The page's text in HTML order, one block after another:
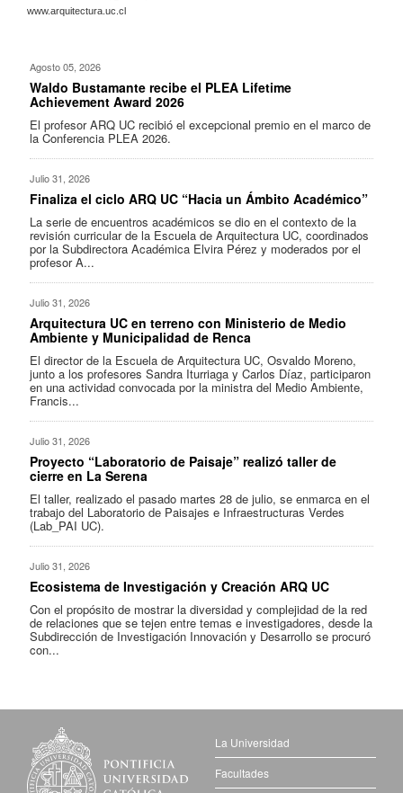
www.arquitectura.uc.cl
Agosto 05, 2026
Waldo Bustamante recibe el PLEA Lifetime
Achievement Award 2026
El profesor ARQ UC recibió el excepcional premio en el marco de
la Conferencia PLEA 2026.
Julio 31, 2026
Finaliza el ciclo ARQ UC “Hacia un Ámbito Académico”
La serie de encuentros académicos se dio en el contexto de la
revisión curricular de la Escuela de Arquitectura UC, coordinados
por la Subdirectora Académica Elvira Pérez y moderados por el
profesor A...
Julio 31, 2026
Arquitectura UC en terreno con Ministerio de Medio
Ambiente y Municipalidad de Renca
El director de la Escuela de Arquitectura UC, Osvaldo Moreno,
junto a los profesores Sandra Iturriaga y Carlos Díaz, participaron
en una actividad convocada por la ministra del Medio Ambiente,
Francis...
Julio 31, 2026
Proyecto “Laboratorio de Paisaje” realizó taller de
cierre en La Serena
El taller, realizado el pasado martes 28 de julio, se enmarca en el
trabajo del Laboratorio de Paisajes e Infraestructuras Verdes
(Lab_PAI UC).
Julio 31, 2026
Ecosistema de Investigación y Creación ARQ UC
Con el propósito de mostrar la diversidad y complejidad de la red
de relaciones que se tejen entre temas e investigadores, desde la
Subdirección de Investigación Innovación y Desarrollo se procuró
con...
La Universidad
Facultades